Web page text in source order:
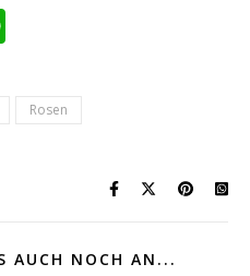
Rosen
AUCH NOCH AN...